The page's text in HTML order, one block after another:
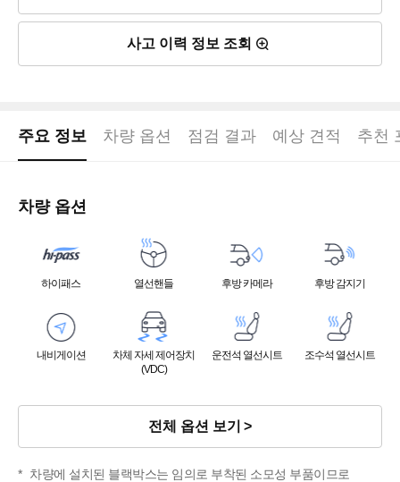
사고 이력 정보 조회
주요 정보 차량 옵션 점검 결과 예상 견적 추천
차량 옵션
하이패스 열선핸들 후방 카메라 후방 감지기
내비게이션
차체 자세 제어장치
(VDC)
운전석 열선시트 조수석 열선시트
전체 옵션 보기
차량에 설치된 블랙박스는 임의로 부착된 소모성 부품이므로